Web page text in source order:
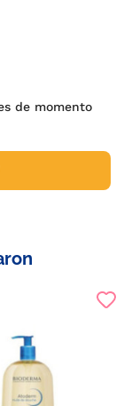
de momento